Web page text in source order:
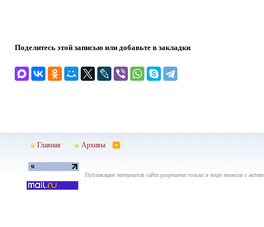
Поделитесь этой записью или добавьте в закладки
Главная Архивы
Публикация материалов сайта разрешена только в виде анонсов с